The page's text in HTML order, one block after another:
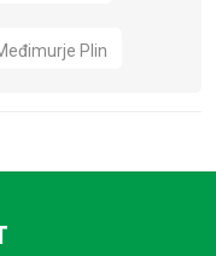
Plin